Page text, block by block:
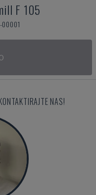
F 105
00001
NAS!